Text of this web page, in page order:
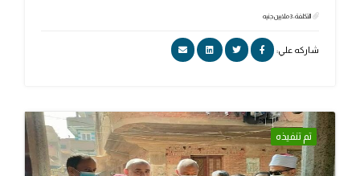
التكلفة: 3 ملايين جنيه
شاركه علي:
تم تنفيذه